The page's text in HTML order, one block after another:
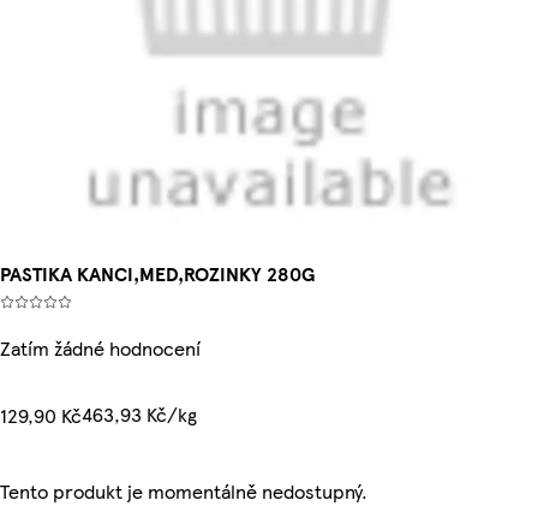
PASTIKA KANCI,MED,ROZINKY 280G
Zatím žádné hodnocení
129,90 Kč463,93 Kč/kg
Tento produkt je momentálně nedostupný.